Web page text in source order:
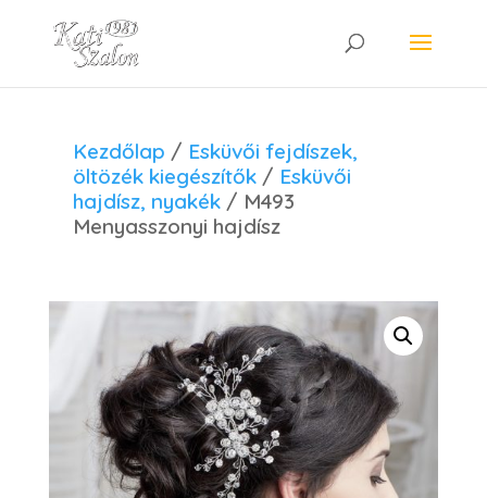
Kezdőlap / Esküvői fejdíszek,
öltözék kiegészítők / Esküvői
hajdísz, nyakék / M493
Menyasszonyi hajdísz